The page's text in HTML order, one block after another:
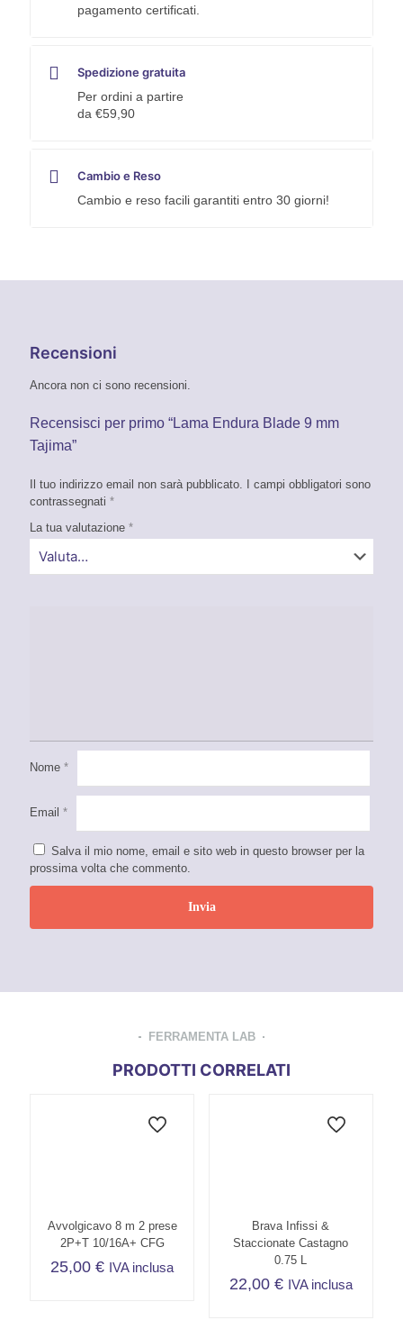
pagamento certificati.
Spedizione gratuita
Per ordini a partire
da €59,90
Cambio e Reso
Cambio e reso facili garantiti entro 30 giorni!
Recensioni
Ancora non ci sono recensioni.
Recensisci per primo “Lama Endura Blade 9 mm
Tajima”
Il tuo indirizzo email non sarà pubblicato.
I campi obbligatori sono
contrassegnati *
La tua valutazione *
Nome *
Email *
Salva il mio nome, email e sito web in questo browser per la
prossima volta che commento.
FERRAMENTA LAB
PRODOTTI CORRELATI
Avvolgicavo 8 m 2 prese
2P+T 10/16A+ CFG
25,00€ IVA inclusa
Brava Infissi &
Staccionate Castagno
0.75 L
22,00 € IVA inclusa